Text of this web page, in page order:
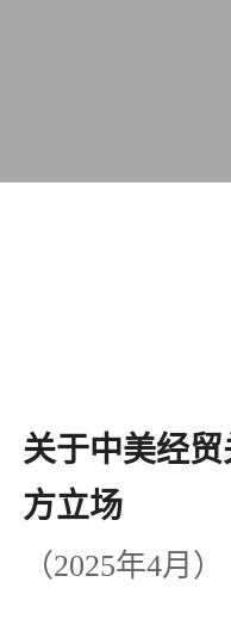
关于中美经
方立场
（2025年4月）